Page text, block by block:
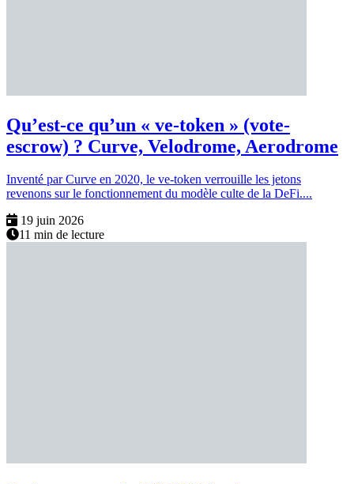
Qu’est-ce qu’un « ve-token » (vote-
escrow) ? Curve, Velodrome, Aerodrome
Inventé par Curve en 2020, le ve-token verrouille les jetons
revenons sur le fonctionnement du modèle culte de la DeFi....
19 juin 2026
11 min de lecture